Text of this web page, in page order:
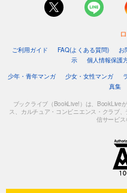
ご利用ガイド FAQ(よくある質問) お
示
個人情報保護
少年・青年マンガ
少女・女性マンガ
真集
ブックライブ（BookLive!）は、BookLive
ス、カルチュア・コンビニエンス・クラブ
信サービス